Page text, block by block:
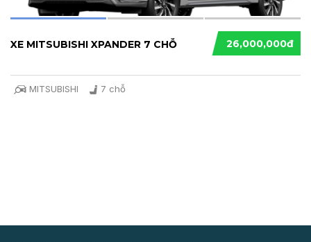
26,000,000đ
XE MITSUBISHI XPANDER 7 CHỖ
MITSUBISHI 7 chỗ